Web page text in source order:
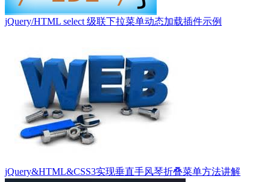
jQuery/HTML select 级联下拉菜单动态加载插件示例
jQuery&HTML&CSS3实现垂直手风琴折叠菜单方法讲解